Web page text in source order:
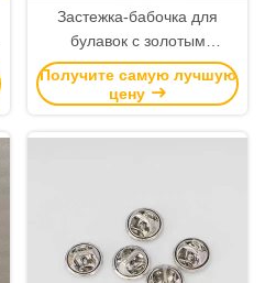
Застежка-бабочка для
булавок с золотым
никелевым покрытием и
цинковым сплавом,
заколок для галстука
Получите самую лучшую
цену